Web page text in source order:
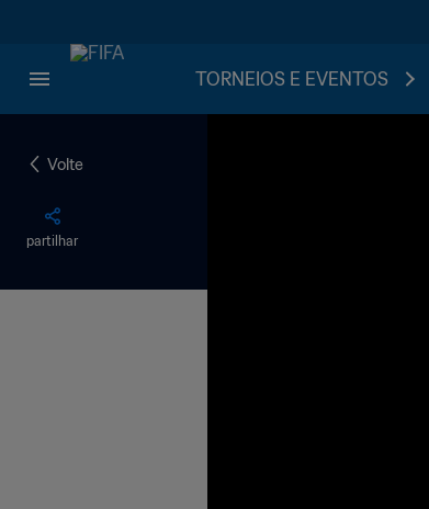
TORNEIOS E EVENTOS
Volte
partilhar